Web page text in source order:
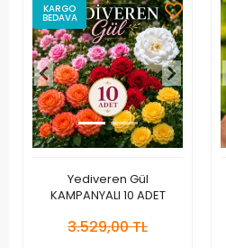
KARGO
BEDAVA
Yediveren Gül
KAMPANYALI 10 ADET
3.529,00 TL